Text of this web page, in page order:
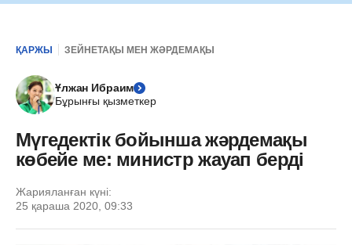
ҚАРЖЫ ЗЕЙНЕТАҚЫ МЕН ЖӘРДЕМАҚЫ
Ұлжан Ибраим
Бұрынғы қызметкер
Мүгедектік бойынша жәрдемақы
көбейе ме: министр жауап берді
Жарияланған күні:
25 қараша 2020, 09:33